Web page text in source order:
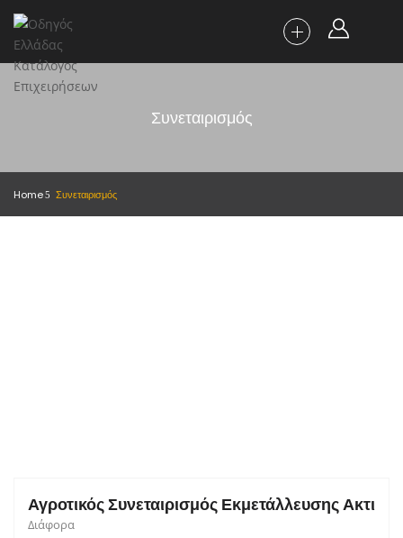
Συνεταιρισμός
Home Συνεταιρισμός
Αγροτικός Συνεταιρισμός Εκμετάλλευσης
Διάφορα